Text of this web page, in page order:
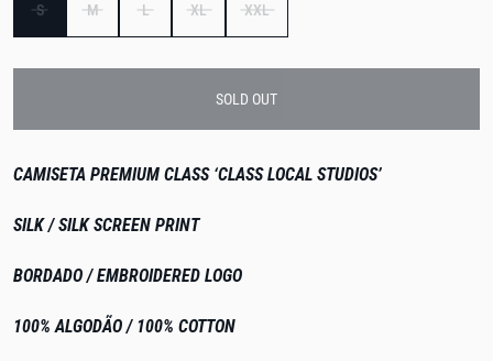
S M L XL XXL
SOLD OUT
CAMISETA PREMIUM CLASS ‘CLASS LOCAL STUDIOS’
SILK / SILK SCREEN PRINT
BORDADO / EMBROIDERED LOGO
100% ALGODÃO / 100% COTTON